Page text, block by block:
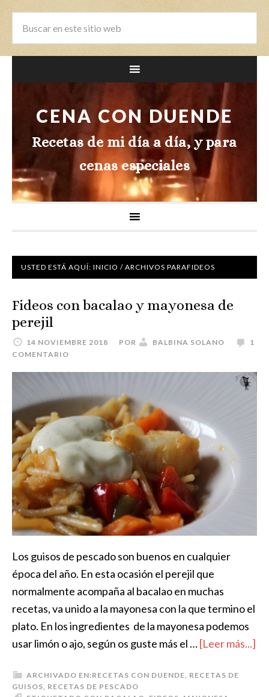
CENA CON DUENDE
Recetas de mi día a día, y para
cenas especiales
USTED ESTÁ AQUÍ: INICIO / ARCHIVOS PARAFIDEOS
Fideos con bacalao y mayonesa de
perejil
14 NOVIEMBRE 2018 POR BALBINA SOLANO
1
COMENTARIO
Los guisos de pescado son buenos en cualquier
época del año. En esta ocasión el perejil que
normalmente acompaña al bacalao en muchas
recetas, va unido a la mayonesa con la que termino el
plato. En los ingredientes de la mayonesa podemos
usar limón o ajo, según os guste más el …[Leer más...]
ARCHIVADO EN:RECETAS CON DUENDE RECETAS DE
GUISOS RECETAS DE PESCADO